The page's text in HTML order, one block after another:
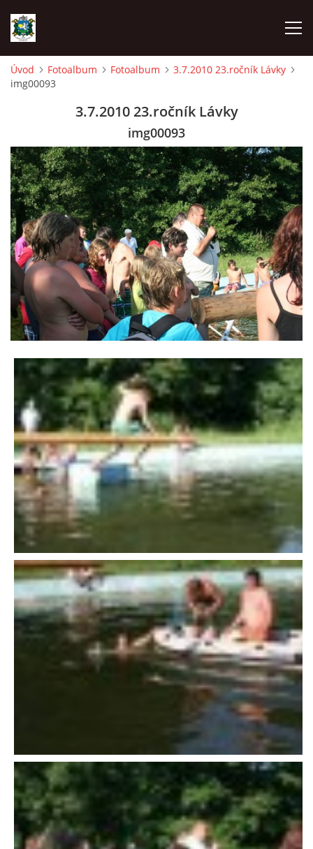
ÚVOD
LÁVKA
FICHTLCUP
PŘIHLAŠOVACÍ FORMULÁŘ NA FICHTLCUP 2026
LISTINA PŘIHLÁŠENÝCH ZÁVODNÍKŮ FICHTLCUP 2026
VÝSLEDKY 19. ROČNÍKU LICOMĚLICKÉHO FICHTLCUPU
BRIGÁDY
SEZNAM ČLENŮ SDH
MLADÍ HASIČI
LETNÍ AREÁL U NÁDRŽKY
HISTORIE
VAROVÁNÍ OBYVATELSTVA
ODKAZY NA WWW.STRÁNKY
Kontakt
SDH Licomělice
538 03 Heřmanův Městec
Úvod Fotoalbum Fotoalbum
3.7.2010 23.ročník Lávky
img00093
3.7.2010 23.ročník Lávky
img00093